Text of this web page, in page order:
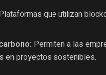
que utilizan
Permiten a las
en proyectos sostenibles.